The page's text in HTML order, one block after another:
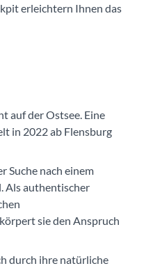
erleichtern Ihnen das
auf der Ostsee. Eine
in 2022 ab Flensburg
Suche nach einem
Als authentischer
sie den Anspruch
durch ihre natürliche